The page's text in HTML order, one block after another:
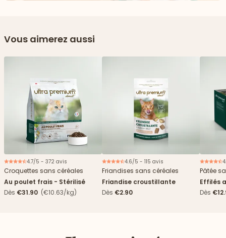
Vous aimerez aussi
4.7/5 - 372 avis
Croquettes sans céréales
Au poulet frais - Stérilisé
Dès €31.90 (€10.63/kg)
4.6/5 - 115 avis
Friandises sans céréales
Friandise croustillante
Dès €2.90
Pâtée
Effilés
Dès